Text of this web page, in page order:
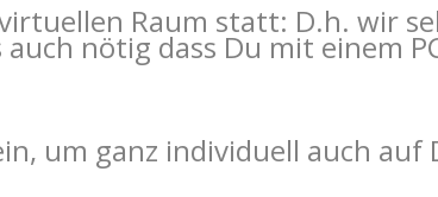
Raum statt: D.h. wir
nötig dass Du mit einem
um ganz individuell auch